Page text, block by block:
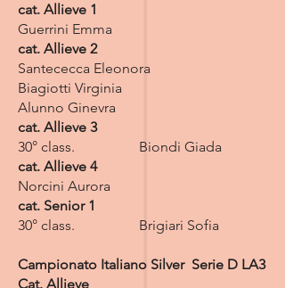
cat. Allieve 1
Guerrini Emma
cat. Allieve 2
Santececca Eleonora
Biagiotti Virginia
Alunno Ginevra
cat. Allieve 3
30° class. Biondi Giada
cat. Allieve 4
Norcini Aurora
cat. Senior 1
30° class. Brigiari Sofia
Campionato Italiano Silver Serie D LA3
Cat. Allieve